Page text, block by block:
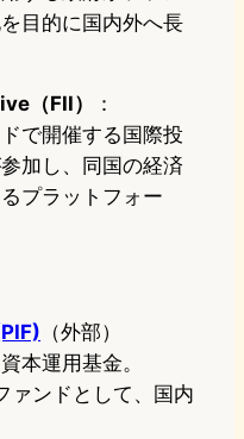
目的に国内外へ長
（FII）
：
で開催する国際投
加し、同国の経済
プラットフォー
（外部）
本運用基金。
ァンドとして、国内